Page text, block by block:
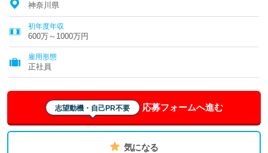
神奈川県
初年度年収
600万～1000万円
雇用形態
正社員
志望動機・自己PR不要 応募フォームへ進む
気になる